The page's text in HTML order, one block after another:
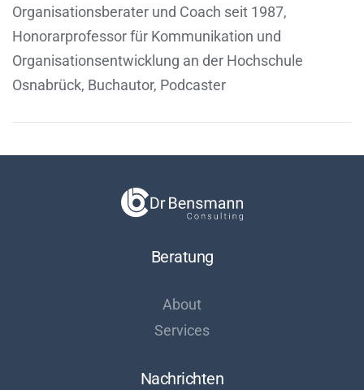
Organisationsberater und Coach seit 1987,
Honorarprofessor für Kommunikation und
Organisationsentwicklung an der Hochschule
Osnabrück, Buchautor, Podcaster
Beratung
About
Services
Nachrichten